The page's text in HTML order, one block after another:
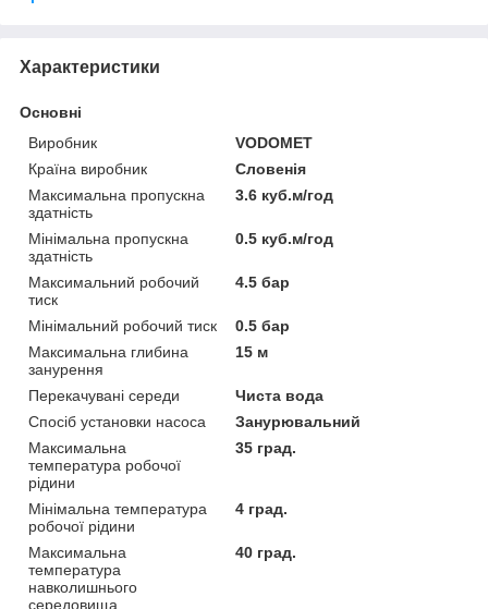
Характеристики
Основні
Виробник
VODOMET
Країна виробник
Словенія
Максимальна пропускна
здатність
3.6 куб.м/год
Мінімальна пропускна
здатність
0.5 куб.м/год
Максимальний робочий
тиск
4.5 бар
Мінімальний робочий тиск
0.5 бар
Максимальна глибина
занурення
15 м
Перекачувані середи
Чиста вода
Спосіб установки насоса
Занурювальний
Максимальна
температура робочої
рідини
35 град.
Мінімальна температура
робочої рідини
4 град.
Максимальна
температура
навколишнього
середовища
40 град.